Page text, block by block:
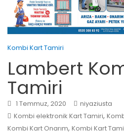
Kombi Kart Tamiri
Lambert
Tamiri
1 Temmuz, 2020
niyaziusta
Kombi elektronik Kart Tamiri,
Kombi Kart Onarım, Kombi Kart